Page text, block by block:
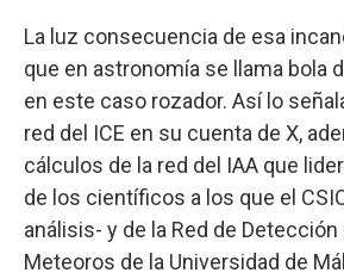
La luz consecuencia de esa
que en astronomía se llama bola
en este caso rozador. Así lo
red del ICE en su cuenta de X,
cálculos de la red del IAA que
de los científicos a los que el
análisis- y de la Red de
Meteoros de la Universidad de